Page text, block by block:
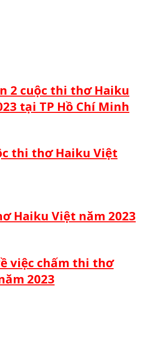
2 cuộc thi thơ Haiku
tại TP Hồ Chí Minh
thi thơ Haiku Việt
Haiku Việt năm 2023
việc chấm thi thơ
2023